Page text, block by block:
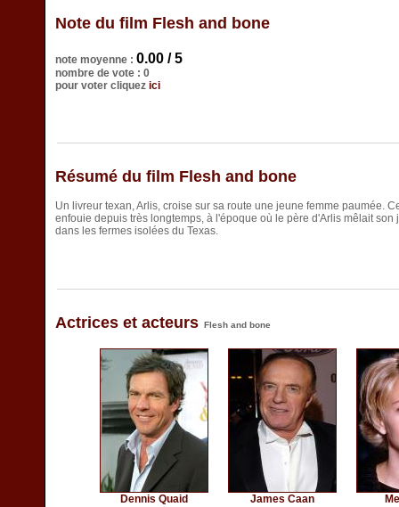
Note du film Flesh and bone
note moyenne : 0.00 / 5
nombre de vote : 0
pour voter cliquez ici
Résumé du film Flesh and bone
Un livreur texan, Arlis, croise sur sa route une jeune femme paumée.
enfouie depuis très longtemps, à l'époque où le père d'Arlis mêlait
dans les fermes isolées du Texas.
Actrices et acteurs Flesh and bone
Dennis Quaid James Caan